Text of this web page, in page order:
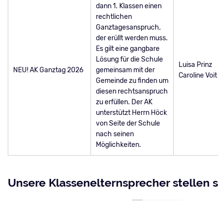
NEU! AK Ganztag 2026
dann 1. Klassen einen
rechtlichen
Ganztagesanspruch,
der erüllt werden muss.
Es gilt eine gangbare
Lösung für die Schule
gemeinsam mit der
Gemeinde zu finden um
diesen rechtsanspruch
zu erfüllen. Der AK
unterstützt Herrn Höck
von Seite der Schule
nach seinen
Möglichkeiten.
Luisa Prinz
Caroline Voit
Unsere Klassenelternsprecher stellen